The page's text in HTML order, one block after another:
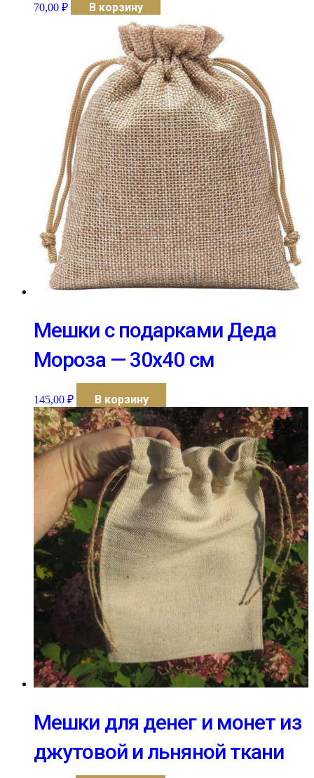
70,00 ₽ В корзину
Мешки с подарками Деда
Мороза — 30х40 см
145,00 ₽ В корзину
Мешки для денег и монет из
джутовой и льняной ткани